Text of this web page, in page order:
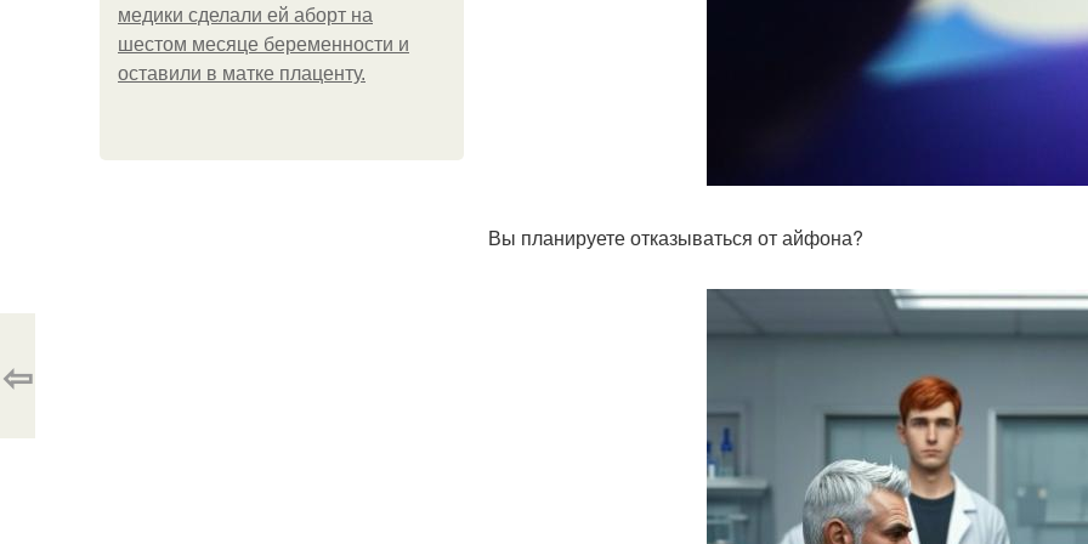
медики сделали ей аборт на
шестом месяце беременности и
оставили в матке плаценту.
Вы планируете отказываться от айфона?
⇦